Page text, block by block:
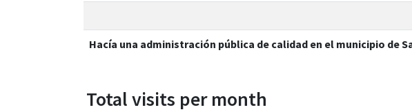
Hacía una administración pública de calidad en el municipio de
Total visits per month